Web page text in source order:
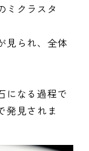
ミクラスタ
見られ、全体
になる過程で
発見されま